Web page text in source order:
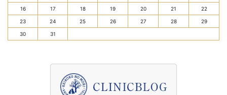
16 17 18 19 20 21 22
23 24 25 26 27 28 29
30 31